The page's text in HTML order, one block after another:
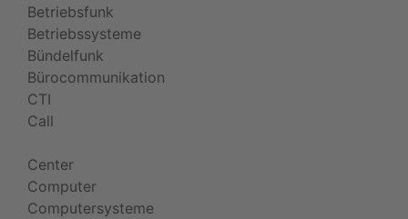
Betriebsfunk
Betriebssysteme
Bündelfunk
Bürocommunikation
CTI
Call
Center
Computer
Computersysteme